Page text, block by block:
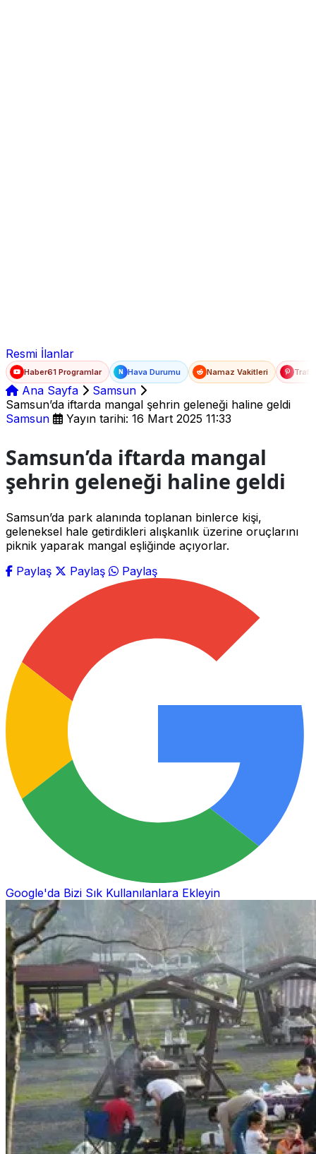
Resmi İlanlar
Haber61 Programlar N Hava Durumu Namaz Vakitleri
Ana Sayfa
Samsun
Samsun’da iftarda mangal şehrin geleneği haline geldi
Samsun
Yayın tarihi: 16 Mart 2025 11:33
Samsun’da iftarda mangal
şehrin geleneği haline geldi
Samsun’da park alanında toplanan binlerce kişi,
geleneksel hale getirdikleri alışkanlık üzerine oruçlarını
piknik yaparak mangal eşliğinde açıyorlar.
Paylaş
Paylaş Paylaş
Google'da Bizi Sık Kullanılanlara Ekleyin